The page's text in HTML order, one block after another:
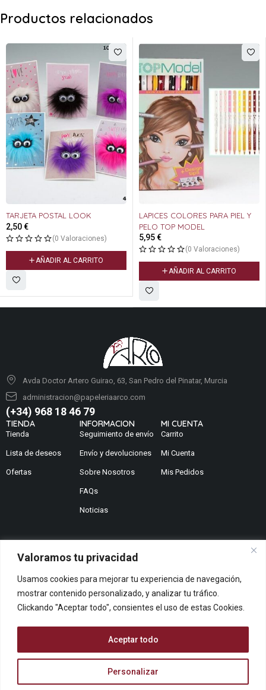
Valoramos tu privacidad
Usamos cookies para mejorar tu experiencia de navegación,
mostrar contenido personalizado, y analizar tu tráfico.
Clickando "Aceptar todo", consientes el uso de estas Cookies.
Personalizar
Aceptar todo
Productos relacionados
TARJETA POSTAL LOOK
2,50€
(0 Valoraciones)
AÑADIR AL CARRITO
LAPICES COLORES PARA PIEL Y
PELO TOP MODEL
5,95€
(0 Valoraciones)
AÑADIR AL CARRITO
Avda Doctor Artero Guirao, 63, San Pedro del Pinatar, Murcia
administracion@papeleriaarco.com
(+34) 968 18 46 79
TIENDA
Tienda
Lista de deseos
Ofertas
INFORMACION
Seguimiento de envío
Envío y devoluciones
Sobre Nosotros
FAQs
Noticias
MI CUENTA
Carrito
Mi Cuenta
Mis Pedidos
¿Te podemos ayudar?
Queremos saber tu opinión